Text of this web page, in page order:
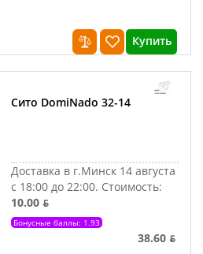
Купить
Сито DomiNado 32-14
Доставка в г.Минск 14 августа
с 18:00 до 22:00. Стоимость:
10.00 ƃ
Бонусные баллы: 1.93
38.60 ƃ